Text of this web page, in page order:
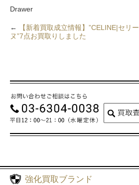
Drawer
←
【新着買取成立情報】”CELINE|セリー
ヌ”7点お買取りしました
強化買取ブランド